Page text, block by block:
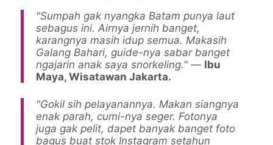
"Sumpah gak nyangka Batam punya laut
sebagus ini. Airnya jernih banget,
karangnya masih idup semua. Makasih
Galang Bahari, guide-nya sabar banget
ngajarin anak saya snorkeling." — Ibu
Maya, Wisatawan Jakarta.
"Gokil sih pelayanannya. Makan siangnya
enak parah, cumi-nya seger. Fotonya
juga gak pelit, dapet banyak banget foto
bagus buat stok Instagram setahun